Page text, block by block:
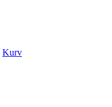
Kurv